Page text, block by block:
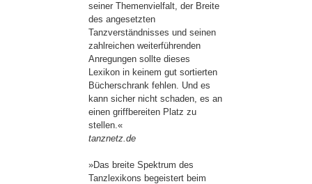
seiner Themenvielfalt, der Breite
des angesetzten
Tanzverständnisses und seinen
zahlreichen weiterführenden
Anregungen sollte dieses
Lexikon in keinem gut sortierten
Bücherschrank fehlen. Und es
kann sicher nicht schaden, es an
einen griffbereiten Platz zu
stellen.«
tanznetz.de
»Das breite Spektrum des
Tanzlexikons begeistert beim